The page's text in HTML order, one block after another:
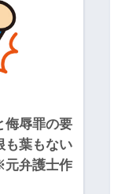
侮辱罪の要
も葉もない
弁護士作